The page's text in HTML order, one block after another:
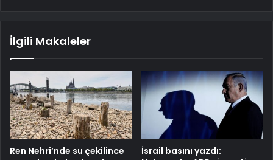
İlgili Makaleler
Ren Nehri’nde su çekilince
İsrail basını yazdı: